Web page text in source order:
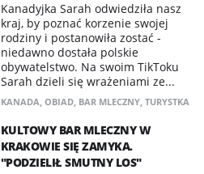
Kanadyjka Sarah odwiedziła nasz
kraj, by poznać korzenie swojej
rodziny i postanowiła zostać -
niedawno dostała polskie
obywatelstwo. Na swoim TikToku
Sarah dzieli się wrażeniami ze...
KANADA, OBIAD, BAR MLECZNY, TURYSTKA
KULTOWY BAR MLECZNY W
KRAKOWIE SIĘ ZAMYKA.
"PODZIELIŁ SMUTNY LOS"